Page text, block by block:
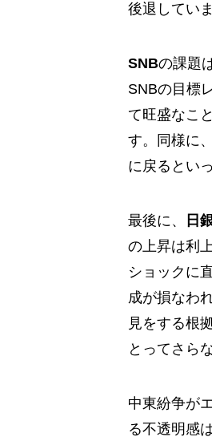
後退していま
SNBの課題
SNBの目標
て旺盛なこ
す。同様に
に戻るとい
最後に、 日
の上昇は利
ショックに
成が損なわ
見をする根
とってさら
中東紛争が
る不透明感